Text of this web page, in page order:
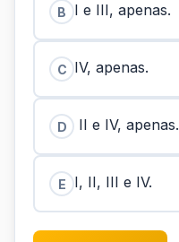
B I e III, apenas.
C IV, apenas.
D II e IV, apenas.
E I, II, III e IV.